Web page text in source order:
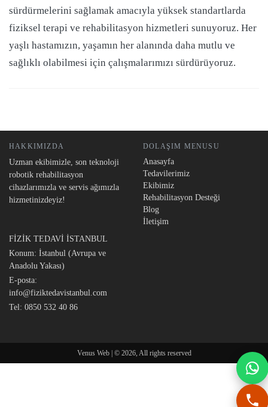
sürdürmelerini sağlamak amacıyla yüksek standartlarda
fiziksel terapi ve rehabilitasyon hizmetleri sunuyoruz. Her
yaşlı hastamızın, yaşamın her alanında daha mutlu ve
sağlıklı olabilmesi için çalışmalarımızı sürdürüyoruz.
HAKKIMIZDA
Uzman ekibimizle, son teknoloji
robotik rehabilitasyon
cihazlarımızla ve servis ağımızla
hizmetinizdeyiz!
DOLAŞIM MENUSU
Anasayfa
Tedavilerimiz
Ekibimiz
Rehabilitasyon Desteği
Blog
İletişim
FİZİK TEDAVİ İSTANBUL
Konum: İstanbul (Avrupa ve
Anadolu Yakası)
E-posta:
info@fiziktedavistanbul.com
Tel: 0850 532 40 86
Venus Web | © 2026, All rights reserved